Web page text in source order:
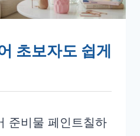
초보자도 쉽게
준비물 페인트칠하